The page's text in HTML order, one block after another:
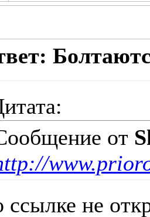
от
ссылке не